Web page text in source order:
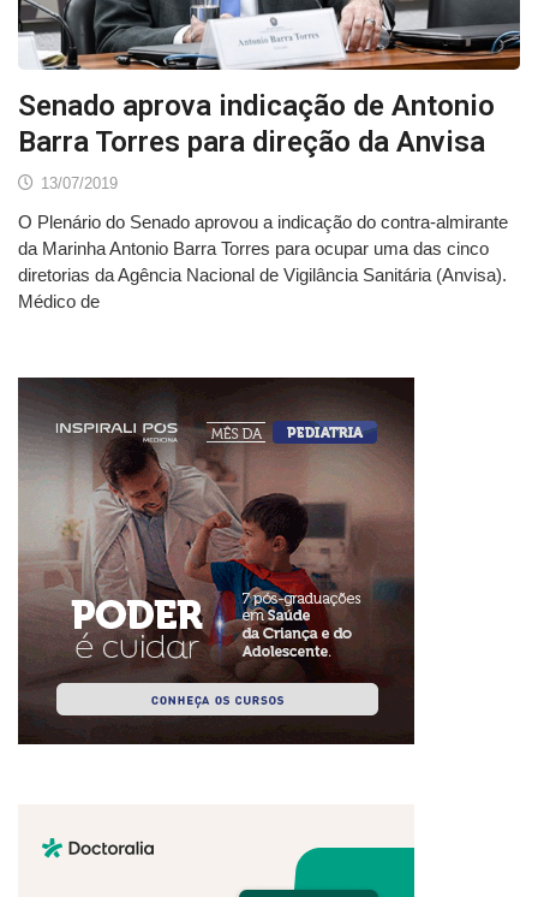
Senado aprova indicação de Antonio
Barra Torres para direção da Anvisa
13/07/2019
O Plenário do Senado aprovou a indicação do contra-almirante
da Marinha Antonio Barra Torres para ocupar uma das cinco
diretorias da Agência Nacional de Vigilância Sanitária (Anvisa).
Médico de